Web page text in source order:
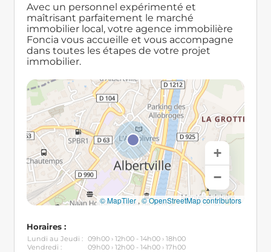
Avec un personnel expérimenté et
maîtrisant parfaitement le marché
immobilier local, votre agence immobilière
Foncia vous accueille et vous accompagne
dans toutes les étapes de votre projet
immobilier.
+
−
© MapTiler ,© OpenStreetMap contributors
Horaires :
Lundi au Jeudi :
Vendredi :
09h00 › 12h00 - 14h00 › 18h00
09h00 › 12h00 - 14h00 › 17h00